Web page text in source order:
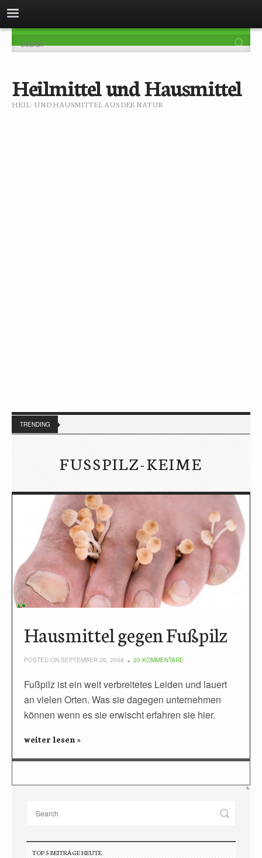
Heilmittel und Hausmittel
HEIL- UND HAUSMITTEL AUS DER NATUR
TRENDING
FUSSPILZ-KEIME
Hausmittel gegen Fußpilz
POSTED ON SEPTEMBER 26, 2008 20 KOMMENTARE
Fußpilz ist ein weit verbreitetes Leiden und lauert
an vielen Orten. Was sie dagegen unternehmen
können wenn es sie erwischt erfahren sie hier.
weiter lesen »
TOP 5 BEITRÄGE HEUTE